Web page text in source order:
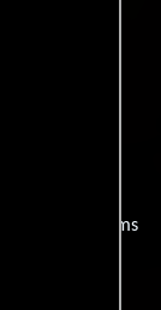
y encuentra films